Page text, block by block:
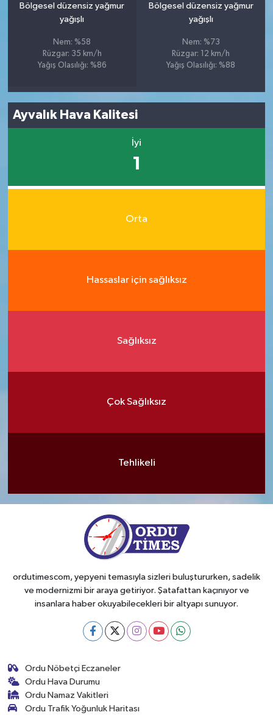
Bölgesel düzensiz yağmur
yağışlı
Nem: %58
Rüzgar: 35 km/h
Yağış Olasılığı: %86
Bölgesel düzensiz yağmur
yağışlı
Nem: %73
Rüzgar: 12 km/h
Yağış Olasılığı: %88
Ayvalık Hava Kalitesi
İyi
1
Orta
Hassaslar için sağlıksız
Sağlıksız
Çok Sağlıksız
Tehlikeli
ordutimescom, yepyeni temasıyla sizleri buluştururken, sadelik
ve modernizmi bir araya getiriyor. Şatafattan kaçınıyor ve
insanlara haber okuyabilecekleri bir altyapı sunuyor.
Ordu Nöbetçi Eczaneler
Ordu Hava Durumu
Ordu Namaz Vakitleri
Ordu Trafik Yoğunluk Haritası